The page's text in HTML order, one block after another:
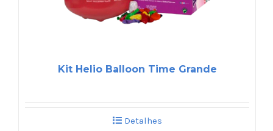
Kit Helio Balloon Time Grande
Detalhes